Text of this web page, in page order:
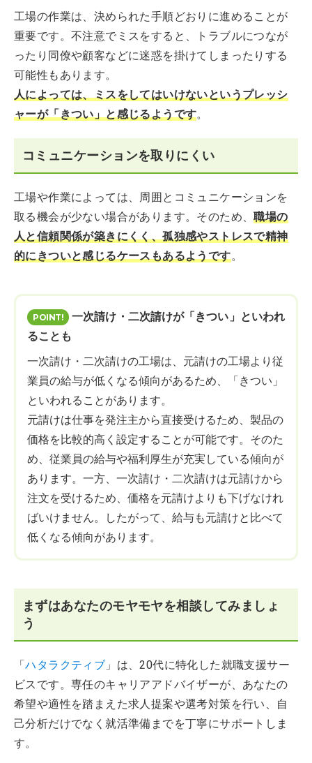
工場の作業は、決められた手順どおりに進めることが
重要です。不注意でミスをすると、トラブルにつなが
ったり同僚や顧客などに迷惑を掛けてしまったりする
可能性もあります。
人によっては、ミスをしてはいけないというプレッシ
ャーが「きつい」と感じるようです。
コミュニケーションを取りにくい
工場や作業によっては、周囲とコミュニケーションを
取る機会が少ない場合があります。そのため、職場の
人と信頼関係が築きにくく、孤独感やストレスで精神
的にきついと感じるケースもあるようです。
一次請け・二次請けが「きつい」といわれ
ることも
一次請け・二次請けの工場は、元請けの工場より従
業員の給与が低くなる傾向があるため、「きつい」
といわれることがあります。
元請けは仕事を発注主から直接受けるため、製品の
価格を比較的高く設定することが可能です。そのた
め、従業員の給与や福利厚生が充実している傾向が
あります。一方、一次請け・二次請けは元請けから
注文を受けるため、価格を元請けよりも下げなけれ
ばいけません。したがって、給与も元請けと比べて
低くなる傾向があります。
まずはあなたのモヤモヤを相談してみましょ
う
「ハタラクティブ 」は、20代に特化した就職支援サー
ビスです。専任のキャリアアドバイザーが、あなたの
希望や適性を踏まえた求人提案や選考対策を行い、自
己分析だけでなく就活準備までを丁寧にサポートしま
す。